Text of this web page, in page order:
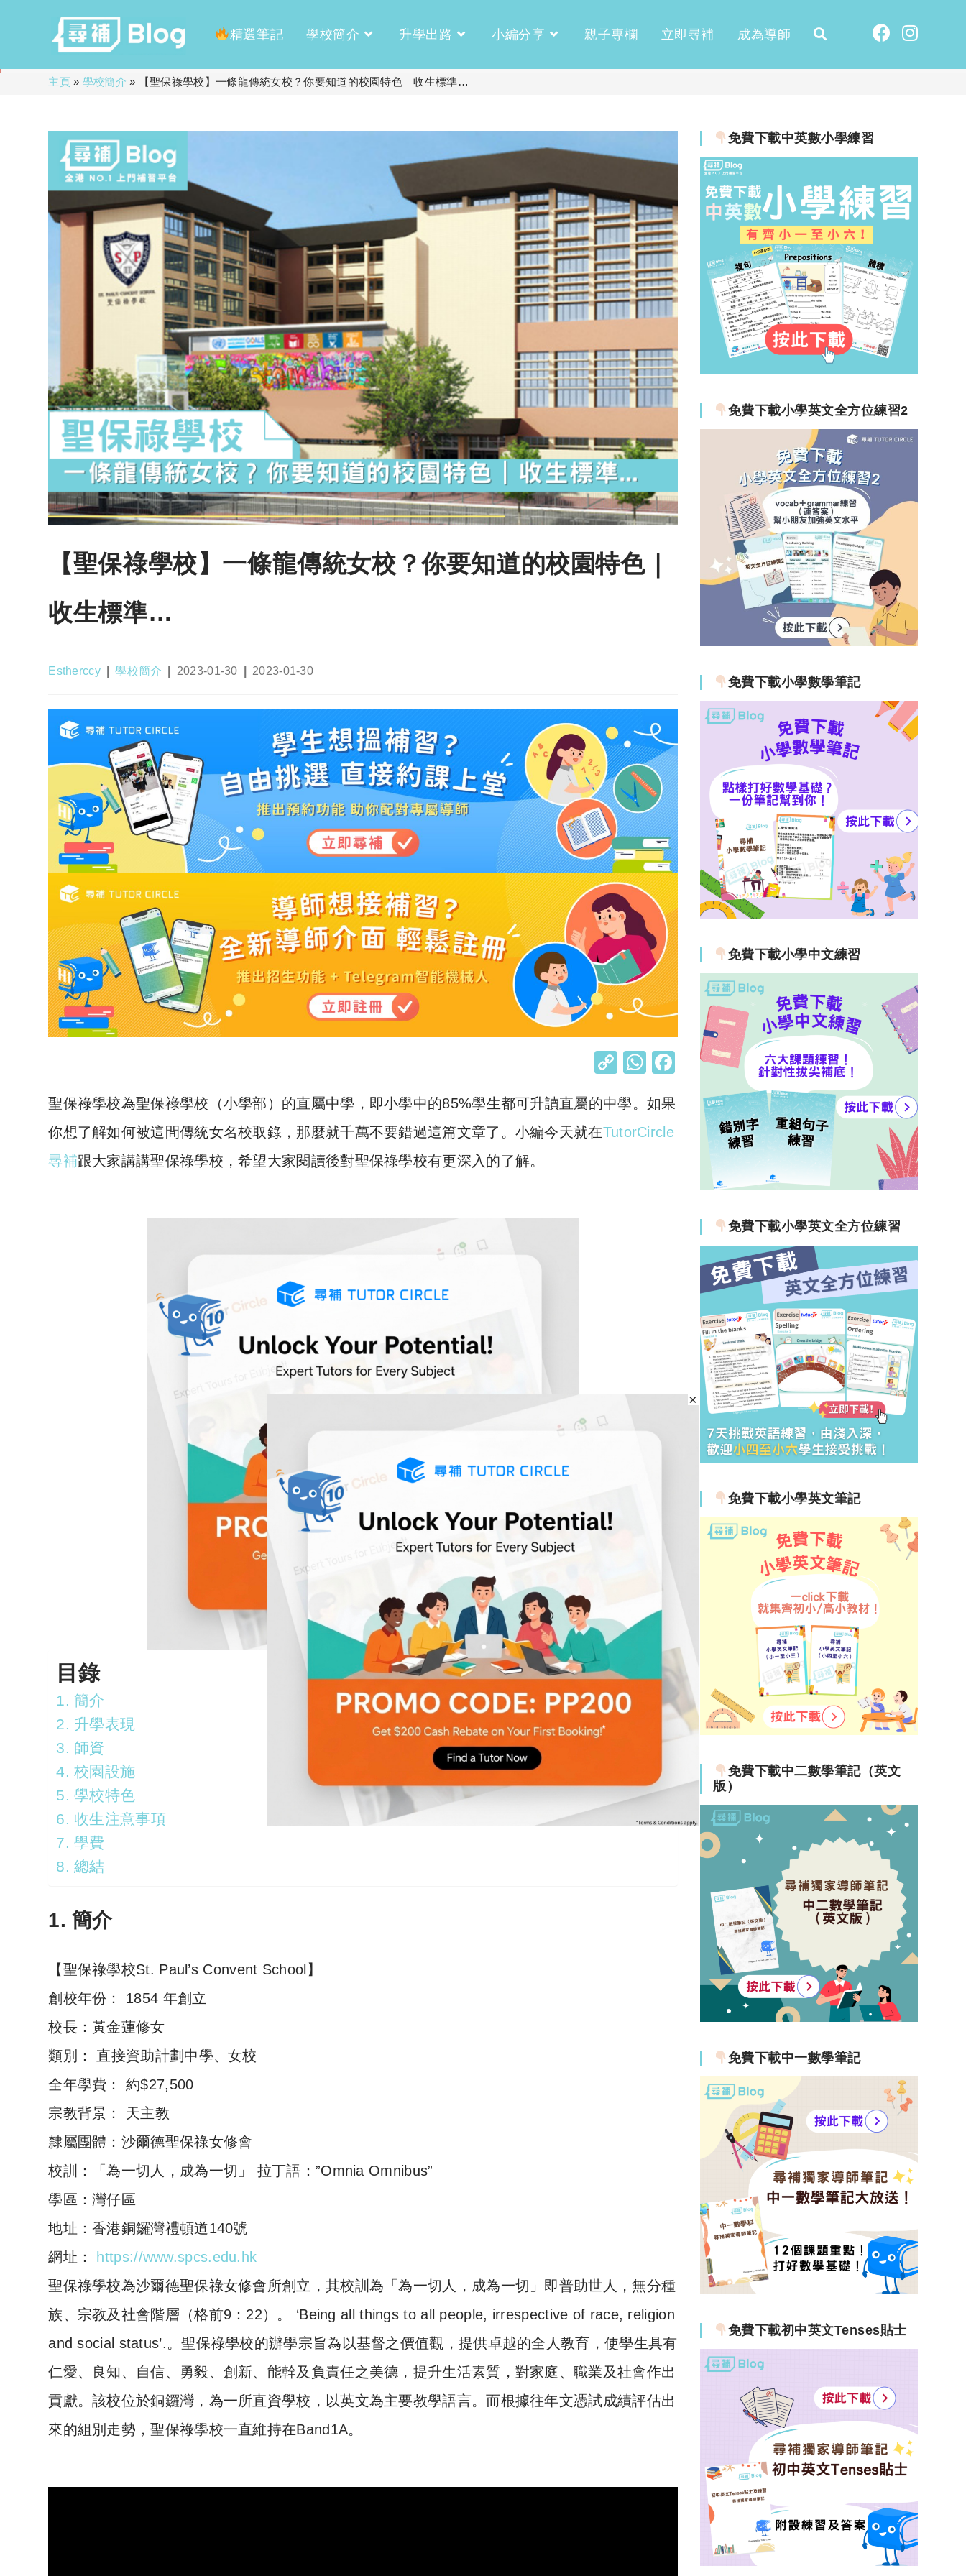
精選筆記 學校簡介 升學出路 小編分享 親子專欄 立即尋補 成為導師
主頁» 學校簡介 » 【聖保祿學校】一條龍傳統女校？你要知道的校園特色｜收生標準…
【聖保祿學校】一條龍傳統女校？你要知道的校園特色｜
收生標準…
Post
Estherccy
Post
學校簡介
Post
2023-01-30
Post
2023-01-30
C
p
y
W
at
s
聖保祿學校為聖保祿學校（小學部）的直屬中學，即小學中的85%學生都可升讀直屬的中學。如果
你想了解如何被這間傳統女名校取錄，那麼就千萬不要錯過這篇文章了。小編今天就在TutorCircle
尋補跟大家講講聖保祿學校，希望大家閱讀後對聖保祿學校有更深入的了解。
目錄
1. 簡介
2. 升學表現
3. 師資
4. 校園設施
5. 學校特色
6. 收生注意事項
7. 學費
8. 總結
1.簡介
【聖保祿學校St. Paul’s Convent School】
創校年份： 1854 年創立
校長：黃金蓮修女
類別： 直接資助計劃中學、女校
全年學費： 約$27,500
宗教背景： 天主教
隸屬團體：沙爾德聖保祿女修會
校訓：「為一切人，成為一切」 拉丁語：”Omnia Omnibus”
學區：灣仔區
地址：香港銅鑼灣禮頓道140號
網址：
https://www.spcs.edu.hk
聖保祿學校為沙爾德聖保祿女修會所創立，其校訓為「為一切人，成為一切」即普助世人，無分種
族、宗教及社會階層（格前9：22）。 ‘Being all things to all people, irrespective of race, religion
and social status’.。聖保祿學校的辦學宗旨為以基督之價值觀，提供卓越的全人教育，使學生具有
仁愛、良知、自信、勇毅、創新、能幹及負責任之美德，提升生活素質，對家庭、職業及社會作出
貢獻。該校位於銅鑼灣，為一所直資學校，以英文為主要教學語言。而根據往年文憑試成績評估出
來的組別走勢，聖保祿學校一直維持在Band1A。
免費下載中英數小學練習
免費下載小學英文全方位練習2
免費下載小學數學筆記
免費下載小學中文練習
免費下載小學英文全方位練習
免費下載小學英文筆記
免費下載中二數學筆記（英文
版）
免費下載中一數學筆記
免費下載初中英文Tenses貼士